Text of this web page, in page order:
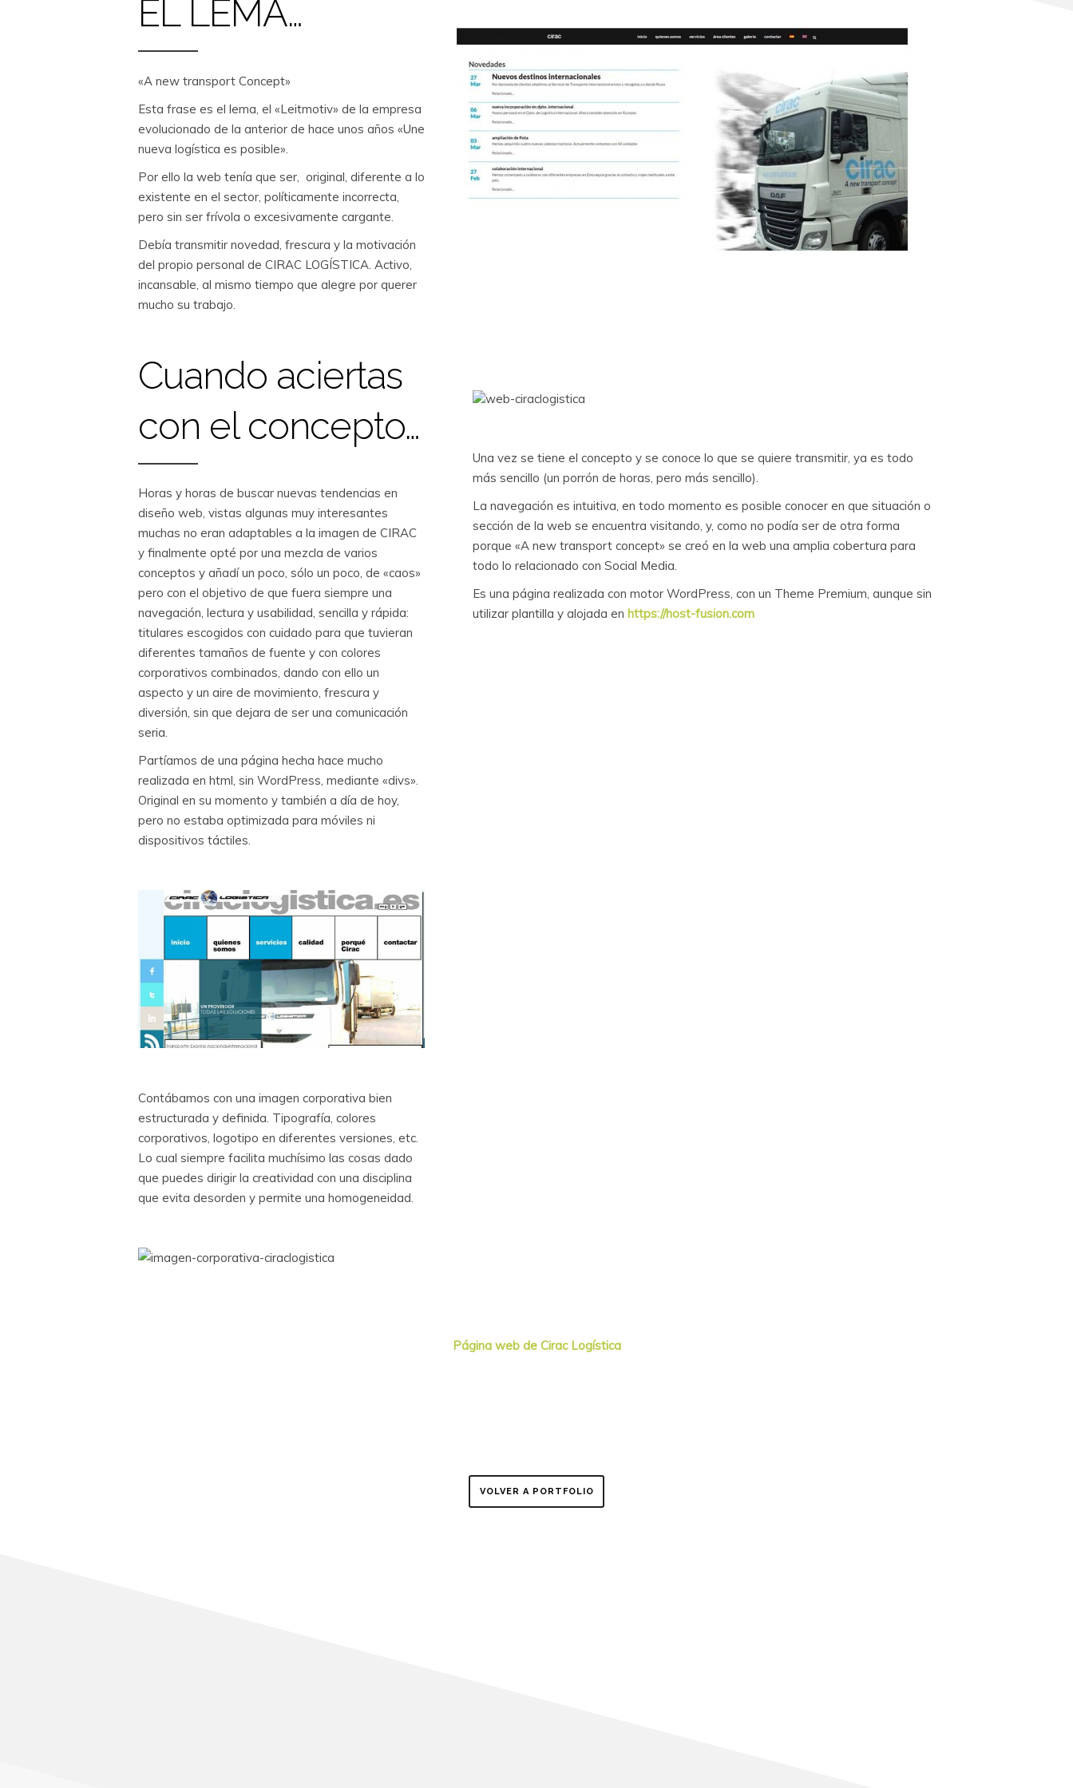
EL LEMA…
«A new transport Concept»
Esta frase es el lema, el «Leitmotiv» de la empresa
evolucionado de la anterior de hace unos años «Une
nueva logística es posible».
Por ello la web tenía que ser, original, diferente a lo
existente en el sector, políticamente incorrecta,
pero sin ser frívola o excesivamente cargante.
Debía transmitir novedad, frescura y la motivación
del propio personal de CIRAC LOGÍSTICA. Activo,
incansable, al mismo tiempo que alegre por querer
mucho su trabajo.
Cuando aciertas
con el concepto…
Horas y horas de buscar nuevas tendencias en
diseño web, vistas algunas muy interesantes
muchas no eran adaptables a la imagen de CIRAC
y finalmente opté por una mezcla de varios
conceptos y añadí un poco, sólo un poco, de «caos»
pero con el objetivo de que fuera siempre una
navegación, lectura y usabilidad, sencilla y rápida:
titulares escogidos con cuidado para que tuvieran
diferentes tamaños de fuente y con colores
corporativos combinados, dando con ello un
aspecto y un aire de movimiento, frescura y
diversión, sin que dejara de ser una comunicación
seria.
Partíamos de una página hecha hace mucho
realizada en html, sin WordPress, mediante «divs».
Original en su momento y también a día de hoy,
pero no estaba optimizada para móviles ni
dispositivos táctiles.
Contábamos con una imagen corporativa bien
estructurada y definida. Tipografía, colores
corporativos, logotipo en diferentes versiones, etc.
Lo cual siempre facilita muchísimo las cosas dado
que puedes dirigir la creatividad con una disciplina
que evita desorden y permite una homogeneidad.
Una vez se tiene el concepto y se conoce lo que se quiere transmitir, ya es todo
más sencillo (un porrón de horas, pero más sencillo).
La navegación es intuitiva, en todo momento es posible conocer en que situación o
sección de la web se encuentra visitando, y, como no podía ser de otra forma
porque «A new transport concept» se creó en la web una amplia cobertura para
todo lo relacionado con Social Media.
Es una página realizada con motor WordPress, con un Theme Premium, aunque sin
utilizar plantilla y alojada enhttps://host-fusion.com
Página web de Cirac Logística
VOLVER A PORTFOLIO